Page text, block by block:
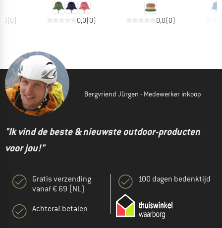
(0) 0,0(0) 0,0(0)
Bergvriend Jürgen - Medewerker inkoop
"Ik vind de beste & nieuwste outdoor-producten
voor jou!"
Gratis verzending
vanaf € 69 (NL)
Achteraf betalen
100 dagen bedenktijd